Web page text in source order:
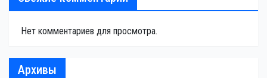
Нет комментариев для просмотра.
Архивы